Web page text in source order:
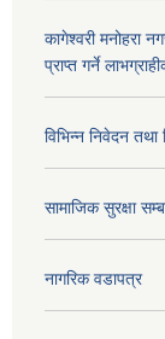
कागेश्वरी मनोहरा
प्राप्त गर्ने
विभिन्न निवेदन तथा
सामाजिक सुरक्षा
नागरिक वडापत्र